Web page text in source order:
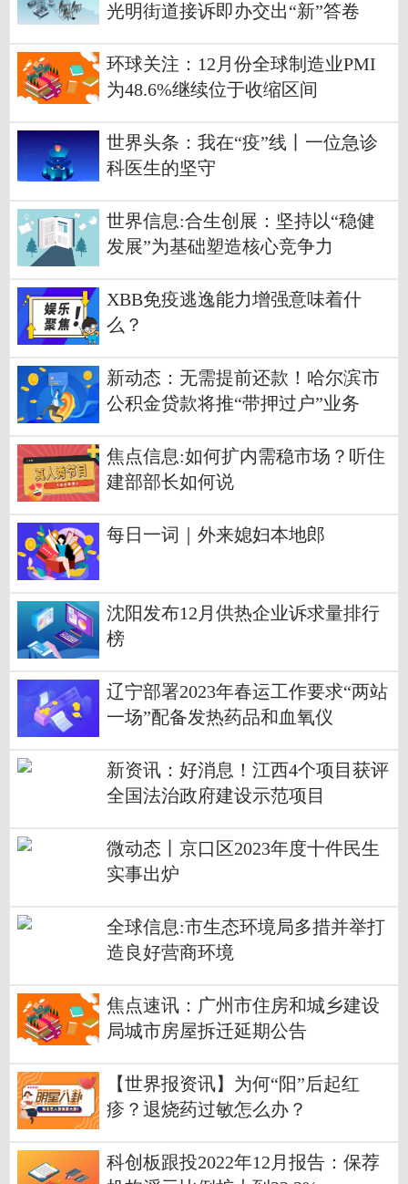
光明街道接诉即办交出“新”答卷
环球关注：12月份全球制造业PMI
为48.6%继续位于收缩区间
世界头条：我在“疫”线丨一位急诊
科医生的坚守
世界信息:合生创展：坚持以“稳健
发展”为基础塑造核心竞争力
XBB免疫逃逸能力增强意味着什
么？
新动态：无需提前还款！哈尔滨市
公积金贷款将推“带押过户”业务
焦点信息:如何扩内需稳市场？听住
建部部长如何说
每日一词｜外来媳妇本地郎
沈阳发布12月供热企业诉求量排行
榜
辽宁部署2023年春运工作要求“两站
一场”配备发热药品和血氧仪
新资讯：好消息！江西4个项目获评
全国法治政府建设示范项目
微动态丨京口区2023年度十件民生
实事出炉
全球信息:市生态环境局多措并举打
造良好营商环境
焦点速讯：广州市住房和城乡建设
局城市房屋拆迁延期公告
【世界报资讯】为何“阳”后起红
疹？退烧药过敏怎么办？
科创板跟投2022年12月报告：保荐